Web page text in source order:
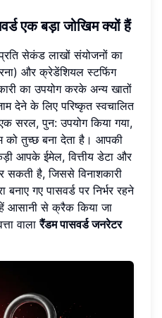
एक बड़ा जोखिम क्यों हैं
सेकंड लाखों संयोजनों का
और क्रेडेंशियल स्टफिंग
का उपयोग करके अन्य खातों
देने के लिए परिष्कृत स्वचालित
सरल, पुन: उपयोग किया गया,
को तुच्छ बना देता है। आपकी
आपके ईमेल, वित्तीय डेटा और
सकती है, जिससे विनाशकारी
बनाए गए पासवर्ड पर निर्भर रहने
आसानी से क्रैक किया जा
वालारैंडम पासवर्ड जनरेटर